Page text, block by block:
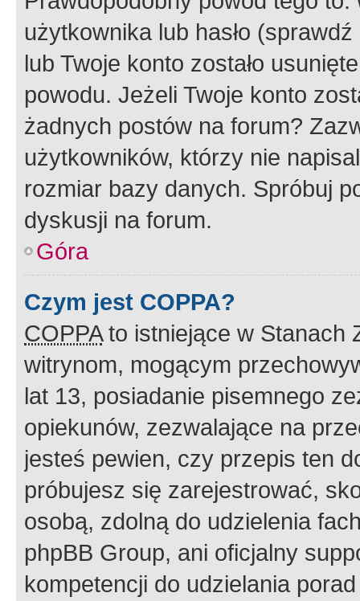
użytkownika lub hasło
lub Twoje konto zostało
powodu. Jeżeli Twoje konto
żadnych postów na forum?
użytkowników, którzy nie
rozmiar bazy danych. Spróbuj
dyskusji na forum.
Góra
Czym jest COPPA?
COPPAto istniejące w Stanach
witrynom, mogącym
lat 13, posiadanie pisemnego
opiekunów, zezwalające na
jesteś pewien, czy przepis ten
próbujesz się zarejestrować,
osobą, zdolną do udzielenia
phpBB Group, ani oficjalny
kompetencji do udzielania